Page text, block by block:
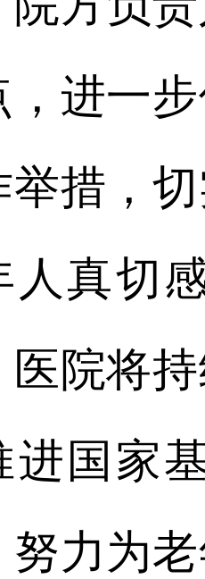
，进一
举措，
人真切
医院将
进国家
努力为